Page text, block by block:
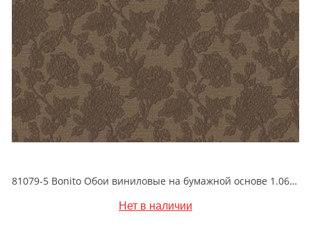
81079-5 Bonito Обои виниловые на бумажной основе 1.06*15.5
Нет в наличии